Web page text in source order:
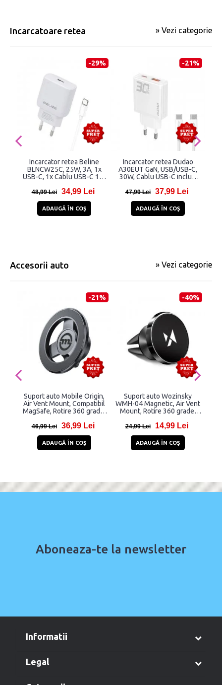
Incarcatoare retea » Vezi categorie
-29%
Incarcator retea Beline
BLNCW25C, 25W, 3A, 1x
USB-C, 1x Cablu USB-C 1m,
48,99 Lei 34,99 Lei
ADAUGĂ ÎN COŞ
-21%
Incarcator retea Dudao
A30EUT GaN, USB/USB-C,
30W, Cablu USB-C inclus,
47,99 Lei 37,99 Lei
ADAUGĂ ÎN COŞ
Accesorii auto » Vezi categorie
-21%
Suport auto Mobile Origin,
Air Vent Mount, Compatibil
MagSafe, Rotire 360 grade,
46,99 Lei 36,99 Lei
ADAUGĂ ÎN COŞ
-40%
Suport auto Wozinsky
WMH-04 Magnetic, Air Vent
Mount, Rotire 360 grade,
24,99 Lei 14,99 Lei
ADAUGĂ ÎN COŞ
Aboneaza-te la newsletter
informatii
legal